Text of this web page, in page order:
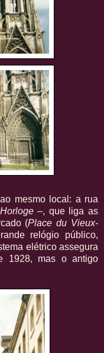
mesmo local: a rua
–, que liga as
(Place du Vieux-
relógio público,
elétrico assegura
1928, mas o antigo